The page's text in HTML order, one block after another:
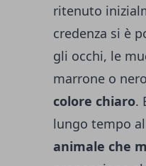
ritenuto
credenza si è
gli occhi, le
marrone o
colore chiaro.
lungo tempo
animale che